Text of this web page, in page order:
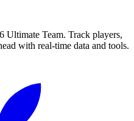
Ultimate Team. Track players,
with real-time data and tools.